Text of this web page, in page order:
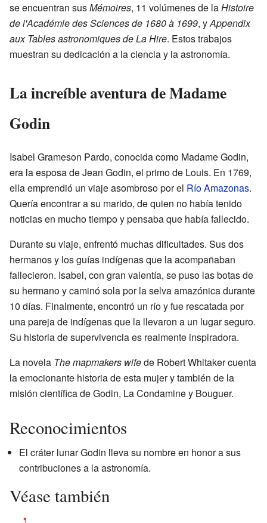
se encuentran susMémoires, 11 volúmenes de laHistoire
de l'Académie des Sciences de 1680 à 1699, yAppendix
aux Tables astronomiques de La Hire. Estos trabajos
muestran su dedicación a la ciencia y la astronomía.
La increíble aventura de Madame
Godin
Isabel Grameson Pardo, conocida como Madame Godin,
era la esposa de Jean Godin, el primo de Louis. En 1769,
ella emprendió un viaje asombroso por el Río Amazonas.
Quería encontrar a su marido, de quien no había tenido
noticias en mucho tiempo y pensaba que había fallecido.
Durante su viaje, enfrentó muchas dificultades. Sus dos
hermanos y los guías indígenas que la acompañaban
fallecieron. Isabel, con gran valentía, se puso las botas de
su hermano y caminó sola por la selva amazónica durante
10 días. Finalmente, encontró un río y fue rescatada por
una pareja de indígenas que la llevaron a un lugar seguro.
Su historia de supervivencia es realmente inspiradora.
La novela The mapmakers wifede Robert Whitaker cuenta
la emocionante historia de esta mujer y también de la
misión científica de Godin, La Condamine y Bouguer.
Reconocimientos
El cráter lunar Godin lleva su nombre en honor a sus
contribuciones a la astronomía.
Véase también